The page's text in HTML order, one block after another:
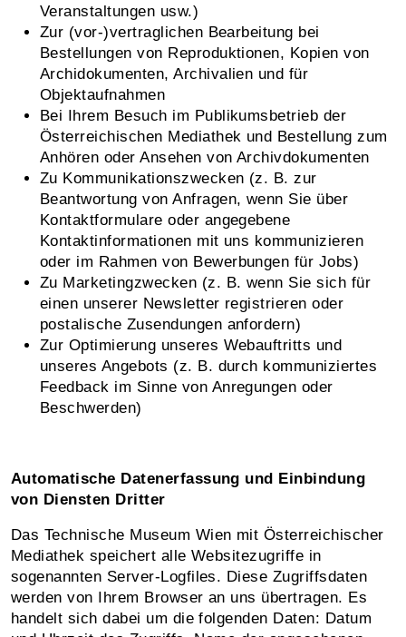
Veranstaltungen usw.)
Zur (vor-)vertraglichen Bearbeitung bei
Bestellungen von Reproduktionen, Kopien von
Archidokumenten, Archivalien und für
Objektaufnahmen
Bei Ihrem Besuch im Publikumsbetrieb der
Österreichischen Mediathek und Bestellung zum
Anhören oder Ansehen von Archivdokumenten
Zu Kommunikationszwecken (z. B. zur
Beantwortung von Anfragen, wenn Sie über
Kontaktformulare oder angegebene
Kontaktinformationen mit uns kommunizieren
oder im Rahmen von Bewerbungen für Jobs)
Zu Marketingzwecken (z. B. wenn Sie sich für
einen unserer Newsletter registrieren oder
postalische Zusendungen anfordern)
Zur Optimierung unseres Webauftritts und
unseres Angebots (z. B. durch kommuniziertes
Feedback im Sinne von Anregungen oder
Beschwerden)
Automatische Datenerfassung und Einbindung
von Diensten Dritter
Das Technische Museum Wien mit Österreichischer
Mediathek speichert alle Websitezugriffe in
sogenannten Server-Logfiles. Diese Zugriffsdaten
werden von Ihrem Browser an uns übertragen. Es
handelt sich dabei um die folgenden Daten: Datum